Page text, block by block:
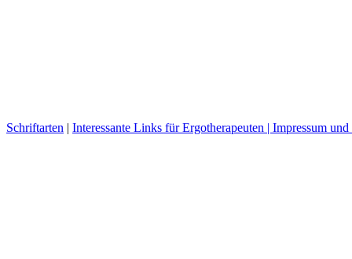
Schriftarten | Interessante Links für Ergotherapeuten | Impressum